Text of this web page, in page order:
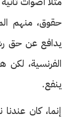
حقوق، منهم
يدافع عن حق
الفرنسية، لكن
ينفع.
إنما، كان